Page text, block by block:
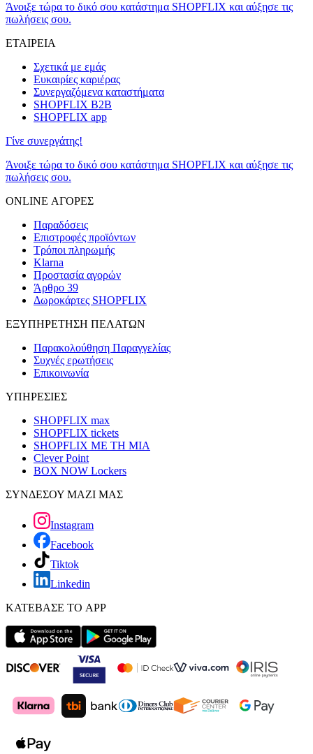
Άνοιξε τώρα το δικό σου κατάστημα SHOPFLIX και αύξησε τις
πωλήσεις σου.
ΕΤΑΙΡΕΙΑ
Σχετικά με εμάς
Ευκαιρίες καριέρας
Συνεργαζόμενα καταστήματα
SHOPFLIX B2B
SHOPFLIX app
Γίνε συνεργάτης!
Άνοιξε τώρα το δικό σου κατάστημα SHOPFLIX και αύξησε τις
πωλήσεις σου.
ONLINE ΑΓΟΡΕΣ
Παραδόσεις
Επιστροφές προϊόντων
Τρόποι πληρωμής
Klarna
Προστασία αγορών
Άρθρο 39
Δωροκάρτες SHOPFLIX
ΕΞΥΠΗΡΕΤΗΣΗ ΠΕΛΑΤΩΝ
Παρακολούθηση Παραγγελίας
Συχνές ερωτήσεις
Επικοινωνία
ΥΠΗΡΕΣΙΕΣ
SHOPFLIX max
SHOPFLIX tickets
SHOPFLIX ΜΕ ΤΗ ΜΙΑ
Clever Point
BOX NOW Lockers
ΣΥΝΔΕΣΟΥ ΜΑΖΙ ΜΑΣ
Instagram
Facebook
Tiktok
Linkedin
ΚΑΤΕΒΑΣΕ ΤΟ APP